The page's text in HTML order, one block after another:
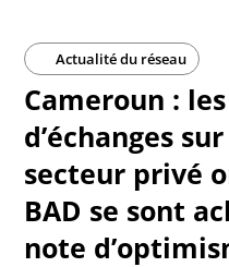
Actualité du réseau
Cameroun :
d’échanges
secteur privé
BAD se sont
note